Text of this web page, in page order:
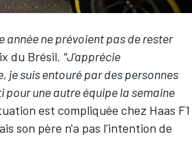
année ne prévoient pas de rester
du Brésil. "J'apprécie
je suis entouré par des personnes
pour une autre équipe la semaine
est compliquée chez Haas F1
son père n'a pas l'intention de